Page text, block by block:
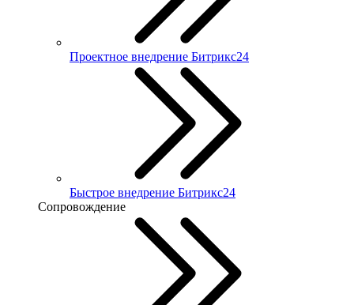
Проектное внедрение Битрикс24
Быстрое внедрение Битрикс24
Сопровождение